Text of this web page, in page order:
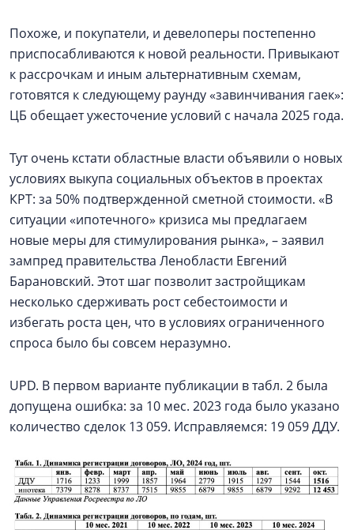
Похоже, и покупатели, и девелоперы постепенно
приспосабливаются к новой реальности. Привыкают
к рассрочкам и иным альтернативным схемам,
готовятся к следующему раунду «завинчивания гаек»:
ЦБ обещает ужесточение условий с начала 2025 года.
Тут очень кстати областные власти объявили о новых
условиях выкупа социальных объектов в проектах
КРТ: за 50% подтвержденной сметной стоимости. «В
ситуации «ипотечного» кризиса мы предлагаем
новые меры для стимулирования рынка», – заявил
зампред правительства Ленобласти Евгений
Барановский. Этот шаг позволит застройщикам
несколько сдерживать рост себестоимости и
избегать роста цен, что в условиях ограниченного
спроса было бы совсем неразумно.
UPD. В первом варианте публикации в табл. 2 была
допущена ошибка: за 10 мес. 2023 года было указано
количество сделок 13 059. Исправляемся: 19 059 ДДУ.